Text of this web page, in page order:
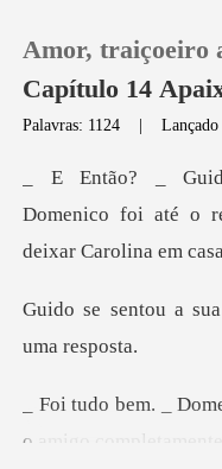
Loja
Histórico
Amor, traiçoeiro
Capítulo 14
Palavras: 1124 |
Domenico foi até o
o am